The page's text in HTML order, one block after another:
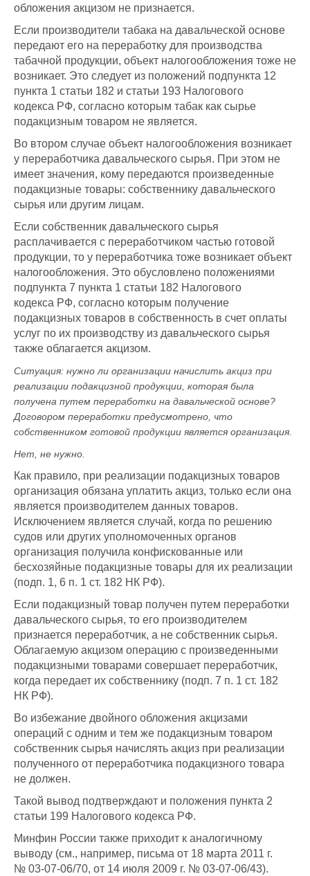
обложения акцизом не признается.
Если производители табака на давальческой основе
передают его на переработку для производства
табачной продукции, объект налогообложения тоже не
возникает. Это следует из положений подпункта 12
пункта 1 статьи 182 и статьи 193 Налогового
кодекса РФ, согласно которым табак как сырье
подакцизным товаром не является.
Во втором случае объект налогообложения возникает
у переработчика давальческого сырья. При этом не
имеет значения, кому передаются произведенные
подакцизные товары: собственнику давальческого
сырья или другим лицам.
Если собственник давальческого сырья
расплачивается с переработчиком частью готовой
продукции, то у переработчика тоже возникает объект
налогообложения. Это обусловлено положениями
подпункта 7 пункта 1 статьи 182 Налогового
кодекса РФ, согласно которым получение
подакцизных товаров в собственность в счет оплаты
услуг по их производству из давальческого сырья
также облагается акцизом.
Ситуация: нужно ли организации начислить акциз при
реализации подакцизной продукции, которая была
получена путем переработки на давальческой основе?
Договором переработки предусмотрено, что
собственником готовой продукции является организация.
Нет, не нужно.
Как правило, при реализации подакцизных товаров
организация обязана уплатить акциз, только если она
является производителем данных товаров.
Исключением является случай, когда по решению
судов или других уполномоченных органов
организация получила конфискованные или
бесхозяйные подакцизные товары для их реализации
(подп. 1, 6 п. 1 ст. 182 НК РФ).
Если подакцизный товар получен путем переработки
давальческого сырья, то его производителем
признается переработчик, а не собственник сырья.
Облагаемую акцизом операцию с произведенными
подакцизными товарами совершает переработчик,
когда передает их собственнику (подп. 7 п. 1 ст. 182
НК РФ).
Во избежание двойного обложения акцизами
операций с одним и тем же подакцизным товаром
собственник сырья начислять акциз при реализации
полученного от переработчика подакцизного товара
не должен.
Такой вывод подтверждают и положения пункта 2
статьи 199 Налогового кодекса РФ.
Минфин России также приходит к аналогичному
выводу (см., например, письма от 18 марта 2011 г.
№ 03-07-06/70, от 14 июля 2009 г. № 03-07-06/43).